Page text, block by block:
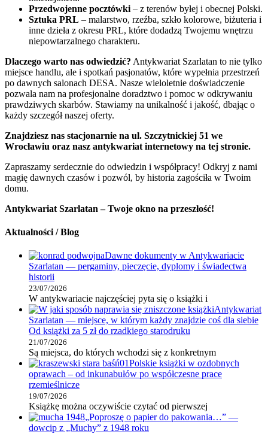
Przedwojenne pocztówki – z terenów byłej i obecnej Polski.
Sztuka PRL – malarstwo, rzeźba, szkło kolorowe, biżuteria i
inne dzieła z okresu PRL, które dodadzą Twojemu wnętrzu
niepowtarzalnego charakteru.
Dlaczego warto nas odwiedzić? Antykwariat Szarlatan to nie tylko
miejsce handlu, ale i spotkań pasjonatów, które wypełnia przestrzeń
po dawnych salonach DESA. Nasze wieloletnie doświadczenie
pozwala nam na profesjonalne doradztwo i pomoc w odkrywaniu
prawdziwych skarbów. Stawiamy na unikalność i jakość, dbając o
każdy szczegół naszej oferty.
Znajdziesz nas stacjonarnie na ul. Szczytnickiej 51 we
Wrocławiu oraz nasz antykwariat internetowy na tej stronie.
Zapraszamy serdecznie do odwiedzin i współpracy! Odkryj z nami
magię dawnych czasów i pozwól, by historia zagościła w Twoim
domu.
Antykwariat Szarlatan – Twoje okno na przeszłość!
Aktualności / Blog
Dawne dokumenty w Antykwariacie
Szarlatan — pergaminy, pieczęcie, dyplomy i świadectwa
historii
23/07/2026
W antykwariacie najczęściej pyta się o książki i
Antykwariat
Szarlatan — miejsce, w którym każdy znajdzie coś dla siebie
Od książki za 5 zł do rzadkiego starodruku
21/07/2026
Są miejsca, do których wchodzi się z konkretnym
Polskie książki w ozdobnych
oprawach – od inkunabułów po współczesne prace
rzemieślnicze
19/07/2026
Książkę można oczywiście czytać od pierwszej
„Poproszę o papier do pakowania…” —
dowcip z „Muchy” z 1948 roku